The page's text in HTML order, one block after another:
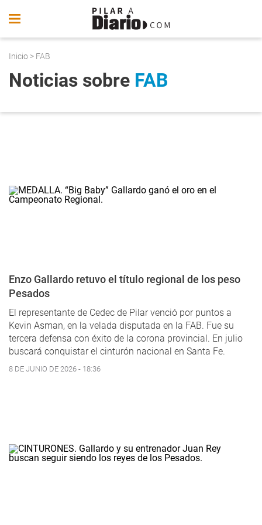
Inicio > FAB
Noticias sobre FAB
Enzo Gallardo retuvo el título regional de los peso
Pesados
El representante de Cedec de Pilar venció por puntos a
Kevin Asman, en la velada disputada en la FAB. Fue su
tercera defensa con éxito de la corona provincial. En julio
buscará conquistar el cinturón nacional en Santa Fe.
8 DE JUNIO DE 2026 - 18:36